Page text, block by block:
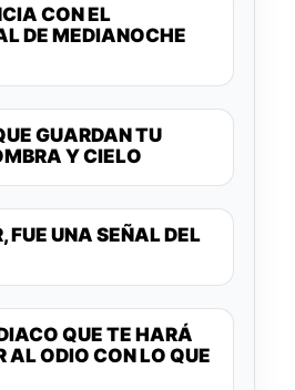
CON EL
DE MEDIANOCHE
GUARDAN TU
Y CIELO
FUE UNA SEÑAL DEL
QUE TE HARÁ
AL ODIO CON LO QUE